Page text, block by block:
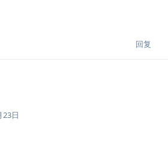
回复
23日